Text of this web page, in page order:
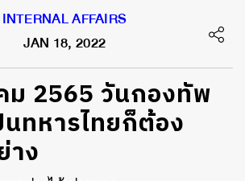
INTERNAL AFFAIRS
JAN 18, 2022
ม 2565 วันกองทัพ
นทหารไทยก็ต้อง
าง